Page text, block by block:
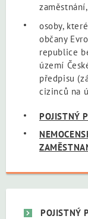
zaměstnání,
osoby,
občany
republice
území
předpisu
cizinců na
POJISTNÝ
POJISTNÝ